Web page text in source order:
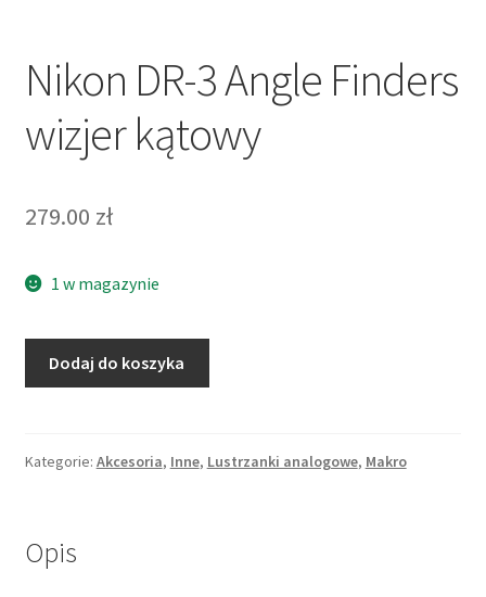
Nikon DR-3 Angle Finders
wizjer kątowy
279.00 zł
1 w magazynie
Angle
kątowy
Dodaj do koszyka
Kategorie: Akcesoria, Inne, Lustrzanki analogowe, Makro
Opis